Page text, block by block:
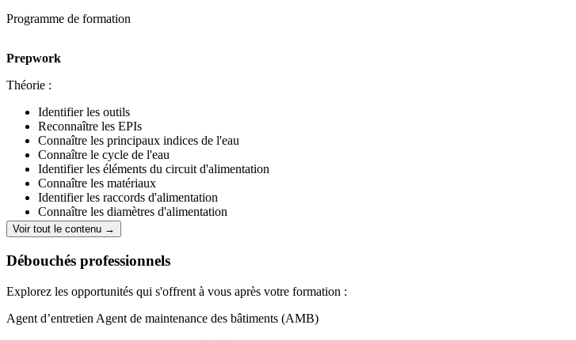
Programme de formation
Prepwork
Théorie :
Identifier les outils
Reconnaître les EPIs
Connaître les principaux indices de l'eau
Connaître le cycle de l'eau
Identifier les éléments du circuit d'alimentation
Connaître les matériaux
Identifier les raccords d'alimentation
Connaître les diamètres d'alimentation
Jour 1
Théorie:
Identifier les outils
Connaître les principaux indices de l'eau
Voir tout le contenu →
Débouchés professionnels
Explorez les opportunités qui s'offrent à vous après votre formation :
Agent d’entretien Agent de maintenance des bâtiments (AMB)